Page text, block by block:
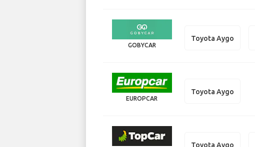
GOBYCAR
Toyota Aygo
EUROPCAR
Toyota Aygo
Toyota Aygo